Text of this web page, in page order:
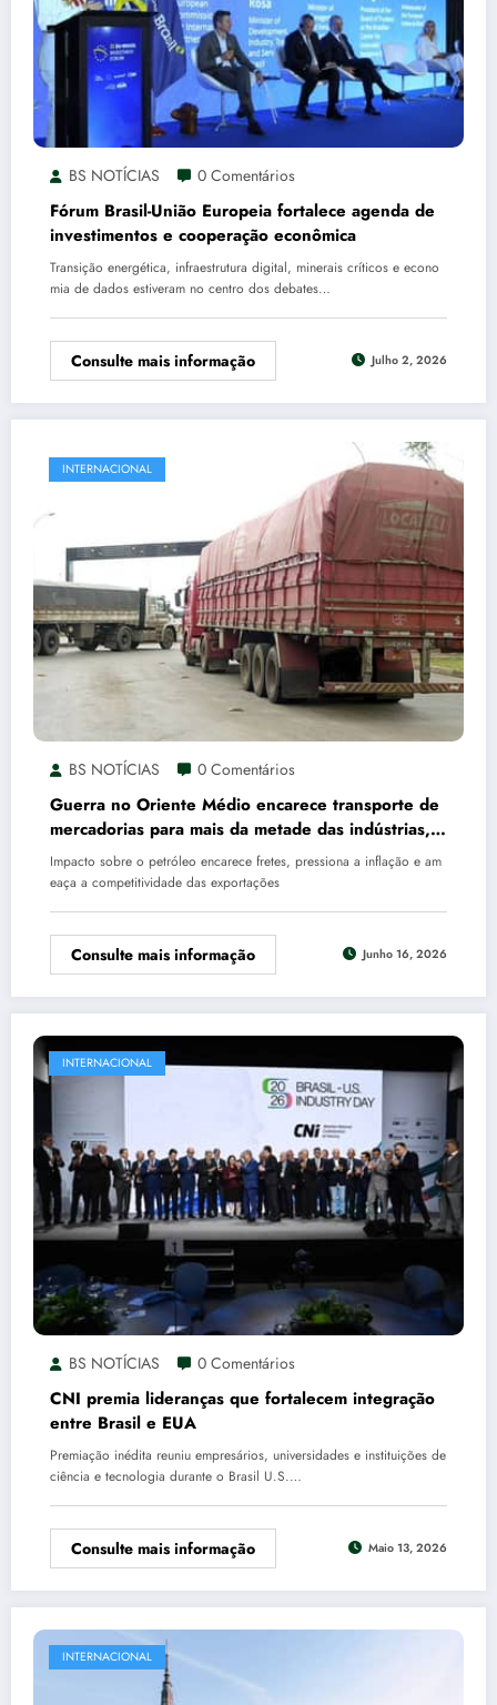
BS NOTÍCIAS 0 Comentários
Fórum Brasil-União Europeia fortalece agenda de
investimentos e cooperação econômica
Transição energética, infraestrutura digital, minerais críticos e econo
mia de dados estiveram no centro dos debates…
Consulte mais informação Julho 2, 2026
INTERNACIONAL
BS NOTÍCIAS 0 Comentários
Guerra no Oriente Médio encarece transporte de
mercadorias para mais da metade das indústrias,
revela CNI
Impacto sobre o petróleo encarece fretes, pressiona a inflação e am
eaça a competitividade das exportações
Consulte mais informação Junho 16, 2026
INTERNACIONAL
BS NOTÍCIAS 0 Comentários
CNI premia lideranças que fortalecem integração
entre Brasil e EUA
Premiação inédita reuniu empresários, universidades e instituições de
ciência e tecnologia durante o Brasil U.S.…
Consulte mais informação Maio 13, 2026
INTERNACIONAL